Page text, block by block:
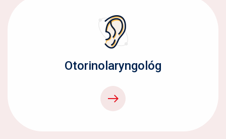
Otorinolaryngológ